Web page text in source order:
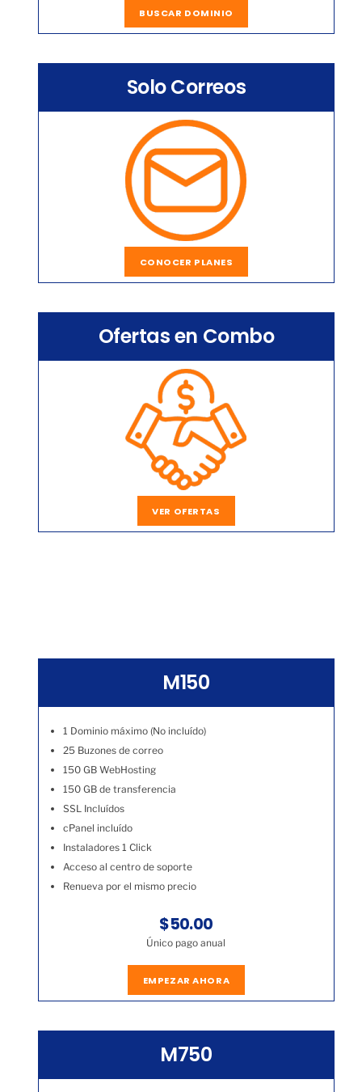
BUSCAR DOMINIO
Solo Correos
CONOCER PLANES
Ofertas en Combo
VER OFERTAS
M150
1 Dominio máximo (No incluído)
25 Buzones de correo
150 GB WebHosting
150 GB de transferencia
SSL Incluídos
cPanel incluído
Instaladores 1 Click
Acceso al centro de soporte
Renueva por el mismo precio
$50.00
Único pago anual
EMPEZAR AHORA
M750